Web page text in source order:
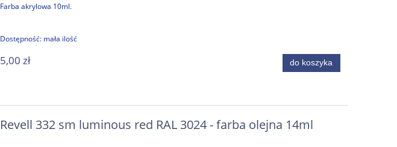
Farba akrylowa 10ml.
Dostępność: mała ilość
5,00 zł do koszyka
Revell 332 sm luminous red RAL 3024 - farba olejna 14ml